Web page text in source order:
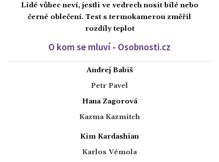
Lidé vůbec neví, jestli ve vedrech nosit bílé nebo
černé oblečení. Test s termokamerou změřil
rozdíly teplot
O kom se mluví - Osobnosti.cz
Andrej Babiš
Petr Pavel
Hana Zagorová
Kazma Kazmitch
Kim Kardashian
Karlos Vémola